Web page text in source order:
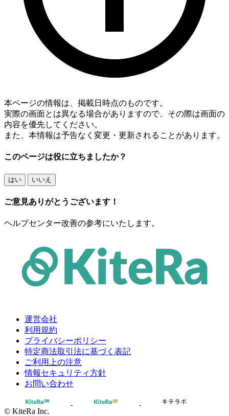
本ページの情報は、掲載日時点のものです。
実際の画面とは異なる場合がありますので、その際は画面の
内容を優先してください。
また、本情報は予告なく変更・更新されることがあります。
このページは役に立ちましたか？
はい いいえ
ご意見ありがとうございます！
ヘルプセンター改善の参考にいたします。
運営会社
利用規約
プライバシーポリシー
特定商法取引法に基づく表記
ご利用上の注意
情報セキュリティ方針
お問い合わせ
© KiteRa Inc.